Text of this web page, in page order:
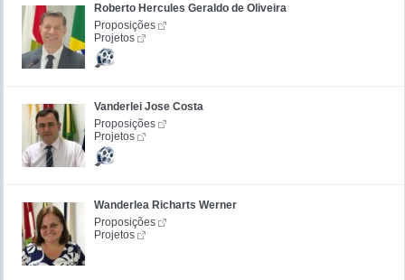
Roberto Hercules Geraldo de Oliveira
Proposições
Projetos
Vanderlei Jose Costa
Proposições
Projetos
Wanderlea Richarts Werner
Proposições
Projetos